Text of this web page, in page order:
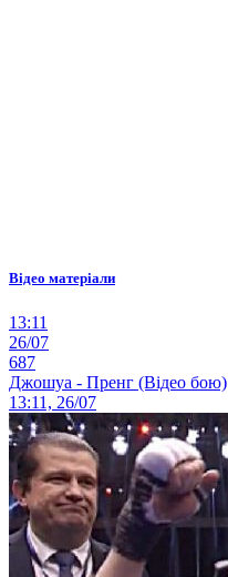
Відео матеріали
13:11
26/07
687
Джошуа - Пренг (Відео бою)
13:11, 26/07